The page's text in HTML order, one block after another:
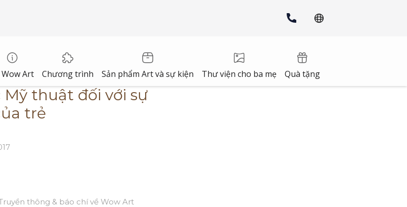
Wow Art Chương trình Sản phẩm Art và sự kiện Thư viện cho ba mẹ Quà tặng
thuật đối với sự
trẻ
thông & báo chí về Wow Art